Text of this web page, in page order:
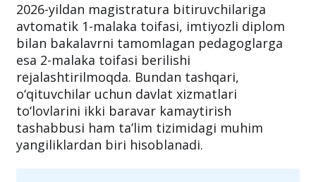
2026-yildan magistratura bitiruvchilariga
avtomatik 1-malaka toifasi, imtiyozli diplom
bilan bakalavrni tamomlagan pedagoglarga
esa 2-malaka toifasi berilishi
rejalashtirilmoqda. Bundan tashqari,
o‘qituvchilar uchun davlat xizmatlari
to‘lovlarini ikki baravar kamaytirish
tashabbusi ham ta’lim tizimidagi muhim
yangiliklardan biri hisoblanadi.